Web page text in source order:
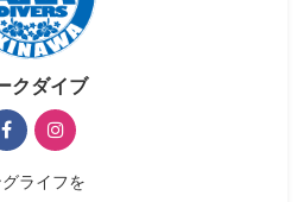
クダイブ
ライフを